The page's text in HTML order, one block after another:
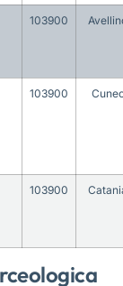
103900
103900
103900